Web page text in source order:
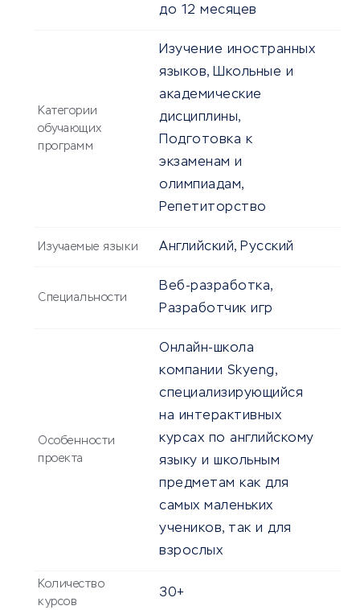
до 12 месяцев
Категории
обучающих
программ
Изучение иностранных
языков, Школьные и
академические
дисциплины,
Подготовка к
экзаменам и
олимпиадам,
Репетиторство
Изучаемые языки Английский, Русский
Специальности
Веб-разработка,
Разработчик игр
Особенности
проекта
Онлайн-школа
компании Skyeng,
специализирующийся
на интерактивных
курсах по английскому
языку и школьным
предметам как для
самых маленьких
учеников, так и для
взрослых
Количество
курсов
30+